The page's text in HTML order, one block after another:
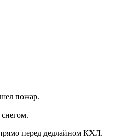
пожар.
перед дедлайном КХЛ.